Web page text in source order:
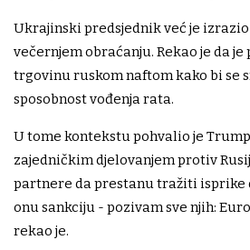
Ukrajinski predsjednik već je
večernjem obraćanju. Rekao je da
trgovinu ruskom naftom kako bi se
sposobnost vođenja rata.
U tome kontekstu pohvalio je
zajedničkim djelovanjem protiv
partnere da prestanu tražiti isprike
onu sankciju - pozivam sve njih:
rekao je.